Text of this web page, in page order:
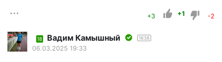
+3 +1 -2
18 Вадим Камышный 1638
06.03.2025 19:33